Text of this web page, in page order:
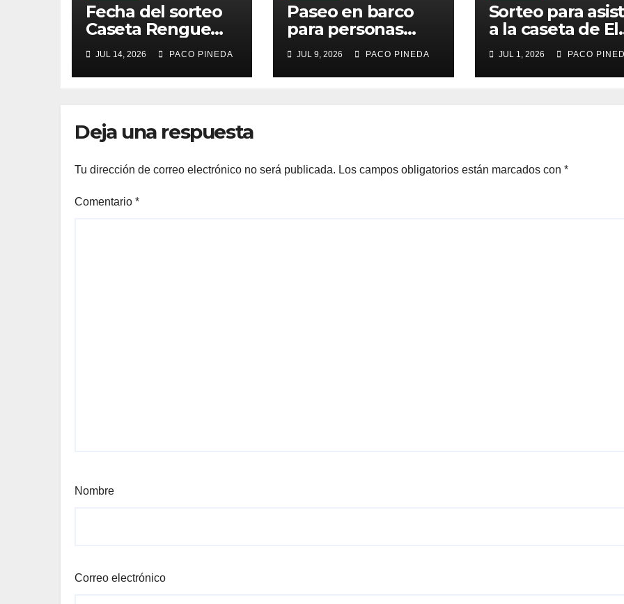
Fecha del sorteo
Caseta Rengue
Feria de Málaga
2026
JUL 14, 2026 PACO PINEDA
Paseo en barco
para personas
mayores
JUL 9, 2026 PACO PINEDA
Sorteo para
a la caseta de El
Rengue, Feria
Málaga 2026
JUL 1, 2026 PACO
Deja una respuesta
Tu dirección de correo electrónico no será publicada. Los campos obligatorios están marcados con *
Comentario *
Nombre
Correo electrónico